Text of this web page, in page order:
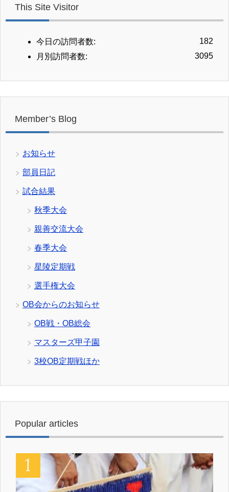
This Site Visitor
182
今日の訪問者数:
3095
月別訪問者数:
Member’s Blog
お知らせ
部員日記
試合結果
秋季大会
親善交流大会
春季大会
星陵定期戦
選手権大会
OB会からのお知らせ
OB戦・OB総会
マスターズ甲子園
3校OB定期戦ほか
Popular articles